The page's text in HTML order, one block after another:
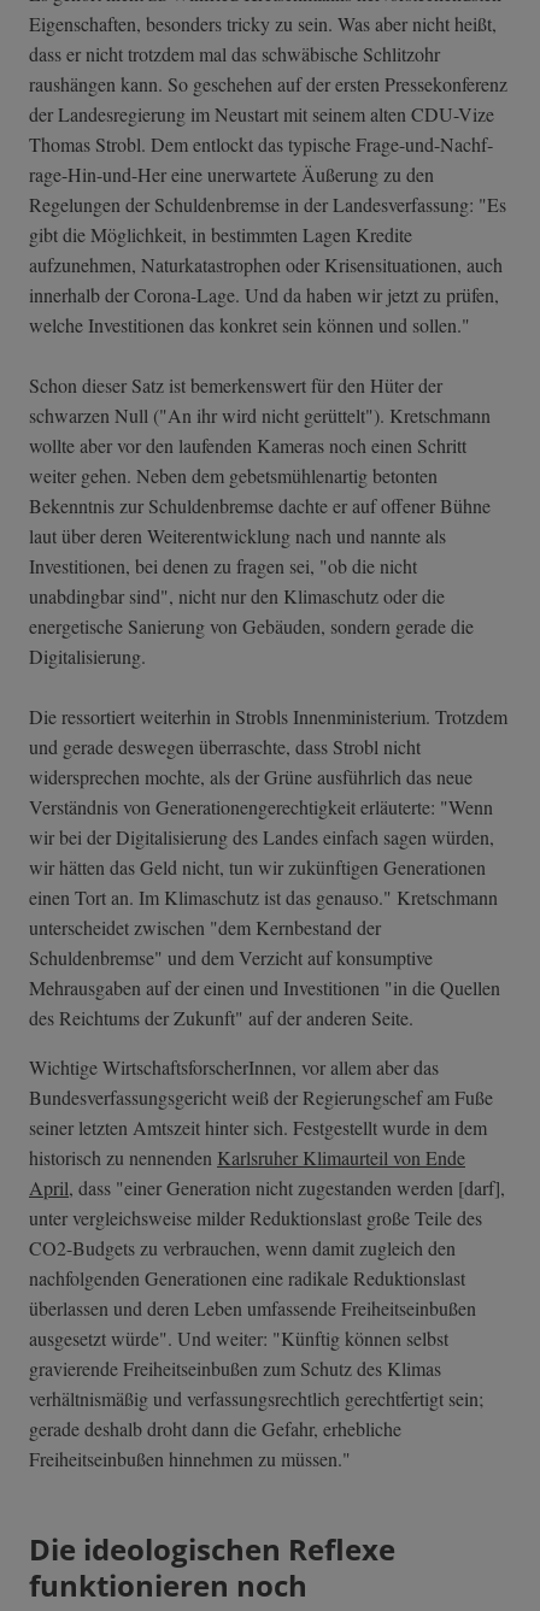
Eigenschaften, besonders tricky zu sein. Was aber nicht heißt,
dass er nicht trotzdem mal das schwäbische Schlitzohr
raushängen kann. So geschehen auf der ersten Pressekonferenz
der Landesregierung im Neustart mit seinem alten CDU-Vize
Thomas Strobl. Dem entlockt das typische Frage-und-Nachf­
rage-Hin-und-He­r eine unerwartete Äußerung zu den
Regelungen der Schuldenbremse in der Landesverfassung: "Es
gibt die Möglichkeit, in bestimmten Lagen Kredite
aufzunehmen, Naturkatastrophen oder Krisensituationen, auch
innerhalb der Corona-Lage. Und da haben wir jetzt zu prüfen,
welche Investitionen das konkret sein können und sollen."
Schon dieser Satz ist bemerkenswert für den Hüter der
schwarzen Null ("An ihr wird nicht gerüttelt"). Kretschmann
wollte aber vor den laufenden Kameras noch einen Schritt
weiter gehen. Neben dem gebetsmühlenartig betonten
Bekenntnis zur Schuldenbremse dachte er auf offener Bühne
laut über deren Weiterentwicklung nach und nannte als
Investitionen, bei denen zu fragen sei, "ob die nicht
unabdingbar sind", nicht nur den Klimaschutz oder die
energetische Sanierung von Gebäuden, sondern gerade die
Digitalisierung.
Die ressortiert weiterhin in Strobls Innenministerium. Trotzdem
und gerade deswegen überraschte, dass Strobl nicht
widersprechen mochte, als der Grüne ausführlich das neue
Verständnis von Generationengerechtigkeit erläuterte: "Wenn
wir bei der Digitalisierung des Landes einfach sagen würden,
wir hätten das Geld nicht, tun wir zukünftigen Generationen
einen Tort an. Im Klimaschutz ist das genauso." Kretschmann
unterscheidet zwischen "dem Kernbestand der
Schuldenbremse" und dem Verzicht auf konsumptive
Mehrausgaben auf der einen und Investitionen "in die Quellen
des Reichtums der Zukunft" auf der anderen Seite.
Wichtige WirtschaftsforscherInnen, vor allem aber das
Bundesverfassungsgericht weiß der Regierungschef am Fuße
seiner letzten Amtszeit hinter sich. Festgestellt wurde in dem
historisch zu nennenden Karlsruher Klimaurteil von Ende
April, dass "einer Generation nicht zugestanden werden [darf],
unter vergleichsweise milder Reduktionslast große Teile des
CO2-Budgets zu verbrauchen, wenn damit zugleich den
nachfolgenden Generationen eine radikale Reduktionslast
überlassen und deren Leben umfassende Freiheitseinbußen
ausgesetzt würde". Und weiter: "Künftig können selbst
gravierende Freiheitseinbußen zum Schutz des Klimas
verhältnismäßig und verfassungsrechtlich gerechtfertigt sein;
gerade deshalb droht dann die Gefahr, erhebliche
Freiheitseinbußen hinnehmen zu müssen."
Die ideologischen Reflexe
funktionieren noch